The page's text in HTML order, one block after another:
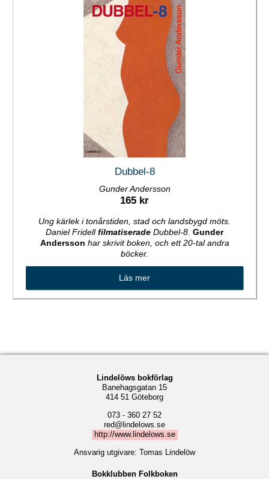
Dubbel-8
Gunder Andersson
165 kr
Ung kärlek i tonårstiden, stad och landsbygd möts.
Daniel Fridellfilmatiserade Dubbel-8. Gunder
Andersson har skrivit boken, och ett 20-tal andra
böcker.
Läs mer
Lindelöws bokförlag
Banehagsgatan 15
414 51 Göteborg
073 - 360 27 52
red@lindelows.se
http://www.lindelows.se
Ansvarig utgivare: Tomas Lindelöw
Bokklubben Folkboken